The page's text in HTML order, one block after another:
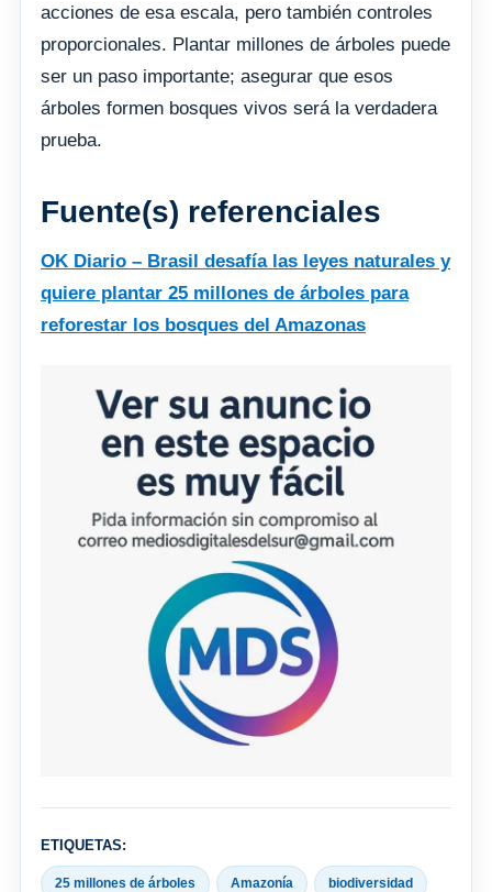
acciones de esa escala, pero también controles
proporcionales. Plantar millones de árboles puede
ser un paso importante; asegurar que esos
árboles formen bosques vivos será la verdadera
prueba.
Fuente(s) referenciales
OK Diario – Brasil desafía las leyes naturales y
quiere plantar 25 millones de árboles para
reforestar los bosques del Amazonas
ETIQUETAS:
25 millones de árboles Amazonía biodiversidad